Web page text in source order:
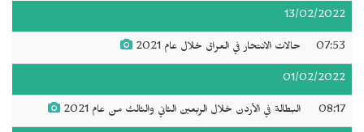
13/02/2022
07:53 حالات الانتحار في العراق خلال عام 2021
01/02/2022
08:17 البطالة في الأردن خلال الربعين الثاني والثالث من عام 2021